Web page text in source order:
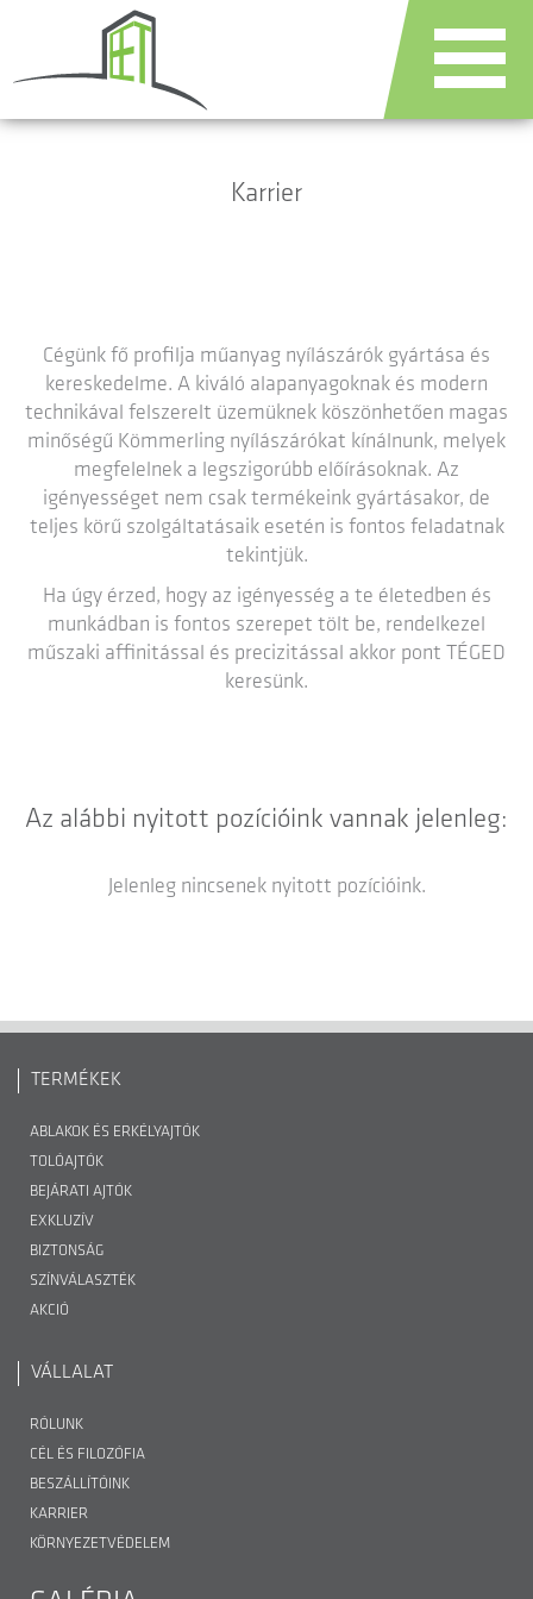
Karrier
Cégünk fő profilja műanyag nyílászárók gyártása és
kereskedelme. A kiváló alapanyagoknak és modern
technikával felszerelt üzemüknek köszönhetően magas
minőségű Kömmerling nyílászárókat kínálnunk, melyek
megfelelnek a legszigorúbb előírásoknak. Az
igényességet nem csak termékeink gyártásakor, de
teljes körű szolgáltatásaik esetén is fontos feladatnak
tekintjük.
Ha úgy érzed, hogy az igényesség a te életedben és
munkádban is fontos szerepet tölt be, rendelkezel
műszaki affinitással és precizitással akkor pont TÉGED
keresünk.
Az alábbi nyitott pozícióink vannak jelenleg:
Jelenleg nincsenek nyitott pozícióink.
TERMÉKEK
ABLAKOK ÉS ERKÉLYAJTÓK
TOLÓAJTÓK
BEJÁRATI AJTÓK
EXKLUZÍV
BIZTONSÁG
SZÍNVÁLASZTÉK
AKCIÓ
VÁLLALAT
RÓLUNK
CÉL ÉS FILOZÓFIA
BESZÁLLÍTÓINK
KARRIER
KÖRNYEZETVÉDELEM